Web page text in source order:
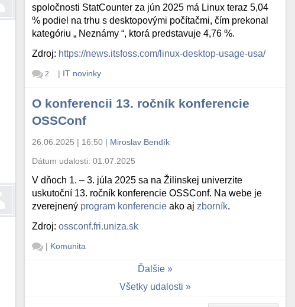
spoločnosti StatCounter za jún 2025 má Linux teraz 5,04
% podiel na trhu s desktopovými počítačmi, čím prekonal
kategóriu „ Neznámy “, ktorá predstavuje 4,76 %.
Zdroj: https://news.itsfoss.com/linux-desktop-usage-usa/
2 | IT novinky
O konferencii 13. ročník konferencie
OSSConf
26.06.2025 | 16:50 | Miroslav Bendík
Dátum udalosti:01.07.2025
V dňoch 1. – 3. júla 2025 sa na Žilinskej univerzite
uskutoční 13. ročník konferencie OSSConf. Na webe je
zverejnený program konferencie ako aj zborník.
Zdroj:ossconf.fri.uniza.sk
| Komunita
Ďalšie
Všetky udalosti